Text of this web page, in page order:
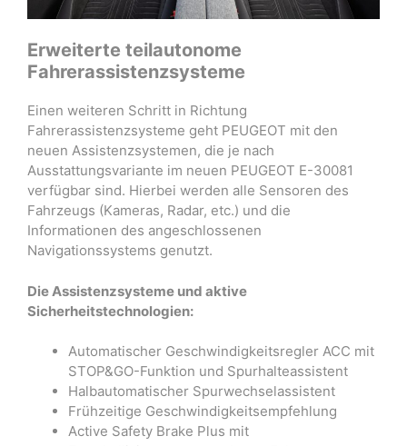
Erweiterte teilautonome
Fahrerassistenzsysteme
Einen weiteren Schritt in Richtung
Fahrerassistenzsysteme geht PEUGEOT mit den
neuen Assistenzsystemen, die je nach
Ausstattungsvariante im neuen PEUGEOT E-30081
verfügbar sind. Hierbei werden alle Sensoren des
Fahrzeugs (Kameras, Radar, etc.) und die
Informationen des angeschlossenen
Navigationssystems genutzt.
Die Assistenzsysteme und aktive
Sicherheitstechnologien:
Automatischer Geschwindigkeitsregler ACC mit
STOP&GO-Funktion und Spurhalteassistent
Halbautomatischer Spurwechselassistent
Frühzeitige Geschwindigkeitsempfehlung
Active Safety Brake Plus mit